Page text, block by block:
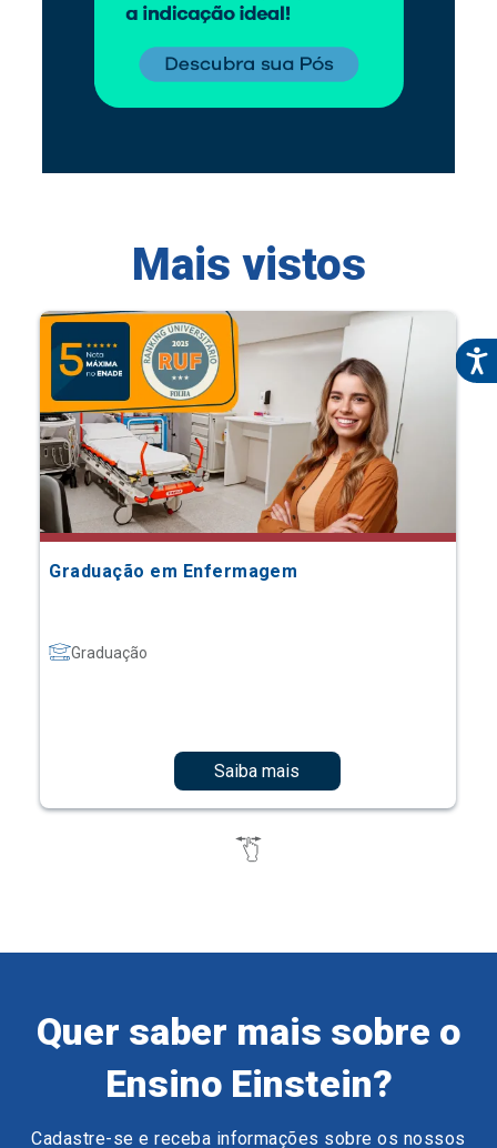
Mais vistos
Graduação em Enfermagem
Graduação
Saiba mais
Quer saber mais sobre o
Ensino Einstein?
Cadastre-se e receba informações sobre os nossos